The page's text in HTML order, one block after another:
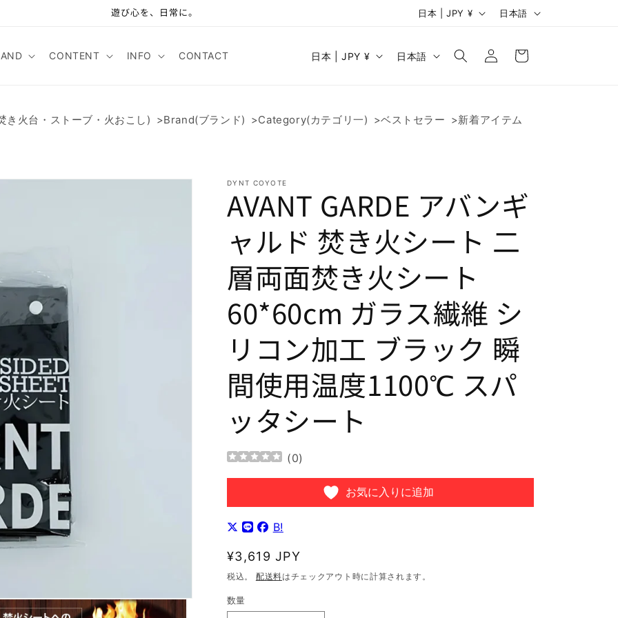
遊び心を、日常に。
国
地
日本 | JPY ¥
言
日本語
CONTENT INFO CONTACT
国
域
日本 | JPY ¥
言
日本語
グ
イ
ー
火台・ストーブ・火おこし) Brand(ブランド) Category(カテゴリ一) ベストセラー 新着アイテム
DYNT COYOTE
AVANT GARDE アバンギ
ャルド 焚き火シート 二
層両面焚き火シート
60*60cm ガラス繊維 シ
リコン加工 ブラック 瞬
間使用温度1100℃ スパ
ッタシート
(0)
お気に入りに追加
B!
通
常
価
格
¥3,619 JPY
税込。 配送料はチェックアウト時に計算されます。
数量